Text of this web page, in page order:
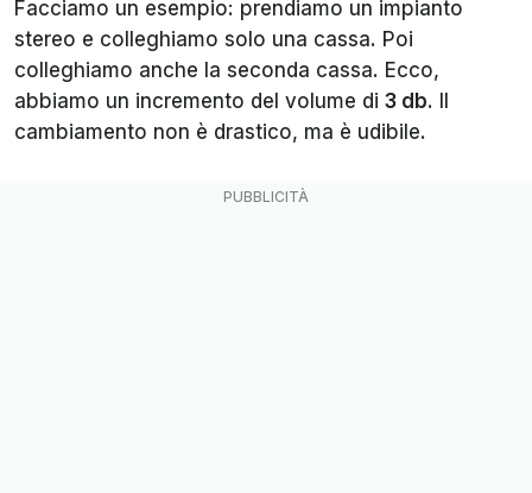
Facciamo un esempio: prendiamo un impianto
stereo e colleghiamo solo una cassa. Poi
colleghiamo anche la seconda cassa. Ecco,
abbiamo un incremento del volume di 3 db. Il
cambiamento non è drastico, ma è udibile.